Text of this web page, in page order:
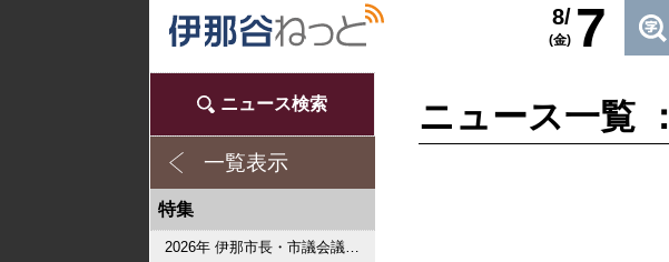
7
8/
(金)
ニュース検索
一覧表示
特集
2026年 伊那市長・市議会議員選挙
ニュース一覧 ：